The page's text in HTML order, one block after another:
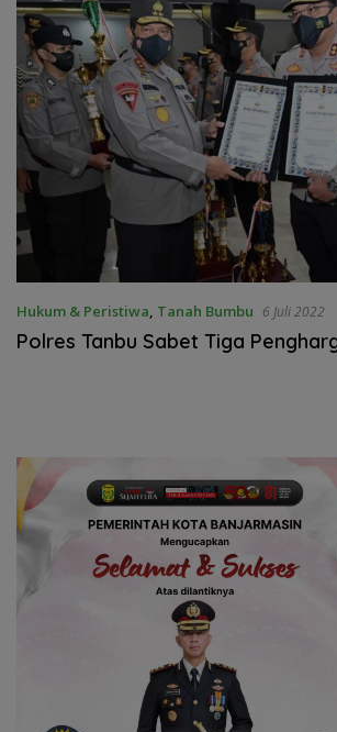
Hukum & Peristiwa, Tanah Bumbu 6 Juli 2022
Polres Tanbu Sabet Tiga